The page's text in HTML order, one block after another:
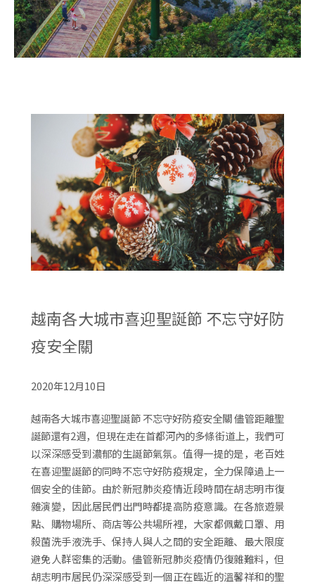
越南各大城市喜迎聖誕節 不忘守好防
疫安全關
2020年12月10日
越南各大城市喜迎聖誕節 不忘守好防疫安全關 儘管距離聖
誕節還有2週，但現在走在首都河內的多條街道上，我們可
以深深感受到濃郁的生誕節氣氛。值得一提的是，老百姓
在喜迎聖誕節的同時不忘守好防疫規定，全力保障過上一
個安全的佳節。由於新冠肺炎疫情近段時間在胡志明市復
雜演變，因此居民們出門時都提高防疫意識。在各旅遊景
點、購物場所、商店等公共場所裡，大家都佩戴口罩、用
殺菌洗手液洗手、保持人與人之間的安全距離、最大限度
避免人群密集的活動。儘管新冠肺炎疫情仍復雜難料，但
胡志明市居民仍深深感受到一個正在臨近的溫馨祥和的聖